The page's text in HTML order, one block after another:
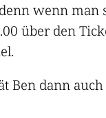
wenn man
über den
Ben dann auch